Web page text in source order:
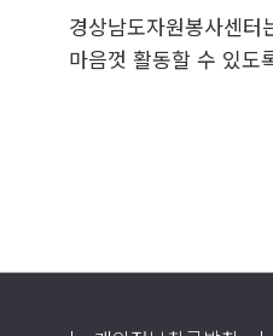
경상남도자원봉사센
마음껏 활동할 수 있도